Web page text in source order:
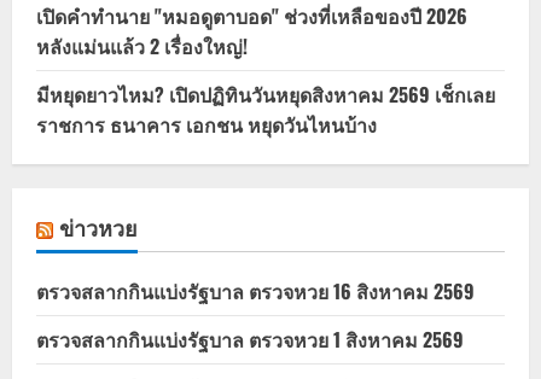
เปิดคำทำนาย "หมอดูตาบอด" ช่วงที่เหลือของปี 2026
หลังแม่นแล้ว 2 เรื่องใหญ่!
มีหยุดยาวไหม? เปิดปฏิทินวันหยุดสิงหาคม 2569 เช็กเลย
ราชการ ธนาคาร เอกชน หยุดวันไหนบ้าง
ข่าวหวย
ตรวจสลากกินแบ่งรัฐบาล ตรวจหวย 16 สิงหาคม 2569
ตรวจสลากกินแบ่งรัฐบาล ตรวจหวย 1 สิงหาคม 2569